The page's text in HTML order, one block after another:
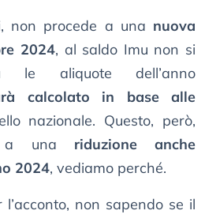
non procede a una nuova
2024, al saldo Imu non si
le aliquote dell’anno
calcolato in base alle
nazionale. Questo, però,
a una riduzione anche
2024, vediamo perché.
non sapendo se il